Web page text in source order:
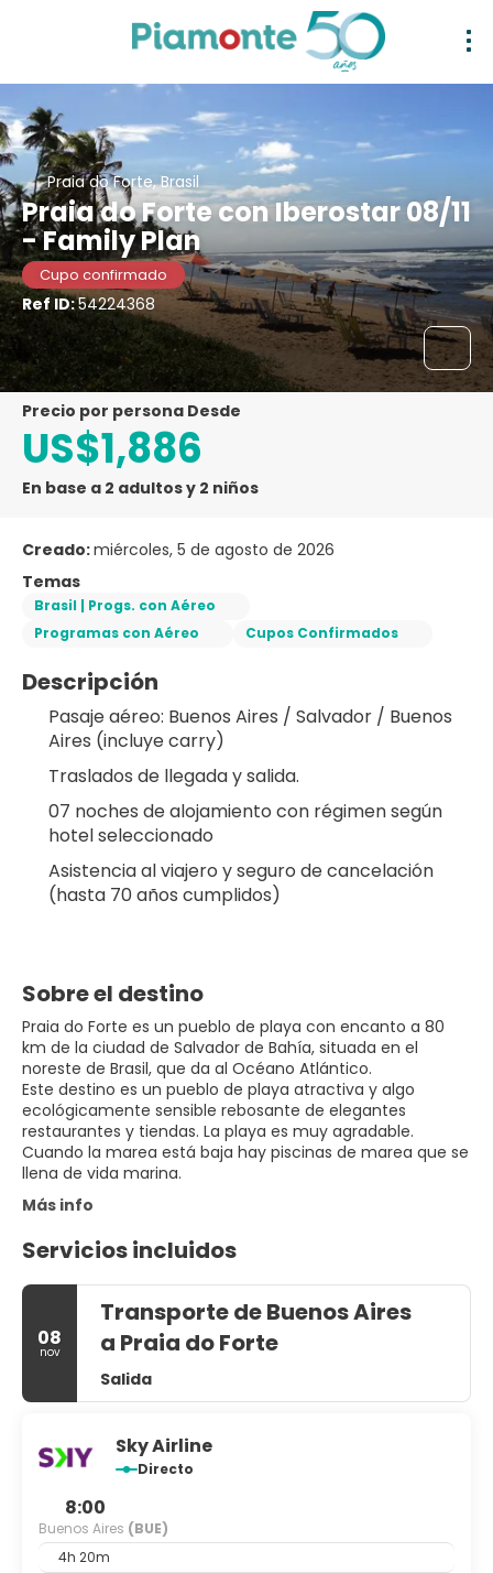
Praia do Forte, Brasil
Praia do Forte con Iberostar 08/11
- Family Plan
Cupo confirmado
Ref ID:54224368
precio por persona Desde
US$1,886
En base a 2 adultos y 2 niños
Creado:miércoles, 5 de agosto de 2026
Temas
Brasil | Progs. con Aéreo
Programas con Aéreo
Cupos Confirmados
Descripción
Pasaje aéreo: Buenos Aires / Salvador / Buenos
Aires (incluye carry)
Traslados de llegada y salida.
07 noches de alojamiento con régimen según
hotel seleccionado
Asistencia al viajero y seguro de cancelación
(hasta 70 años cumplidos)
Sobre el destino
Praia do Forte es un pueblo de playa con encanto a 80
km de la ciudad de Salvador de Bahía, situada en el
noreste de Brasil, que da al Océano Atlántico.
Este destino es un pueblo de playa atractiva y algo
ecológicamente sensible rebosante de elegantes
restaurantes y tiendas. La playa es muy agradable.
Cuando la marea está baja hay piscinas de marea que se
llena de vida marina.
Más info
Servicios incluidos
08
nov
Transporte de Buenos Aires
a Praia do Forte
Salida
Sky Airline
Directo
8:00
Buenos Aires (BUE)
4h 20m